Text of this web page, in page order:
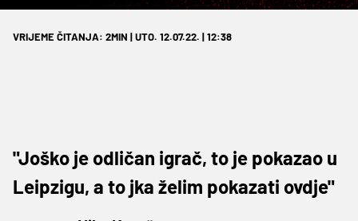
VRIJEME ČITANJA: 2MIN | UTO. 12.07.22. | 12:38
"Joško je odličan igrač, to je pokazao u
Leipzigu, a to jka želim pokazati ovdje"